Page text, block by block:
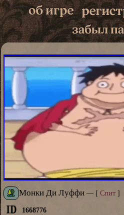
Монки Ди Луффи— [ Спит]
1668776